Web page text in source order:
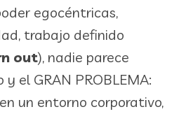
egocéntricas,
trabajo definido
out), nadie parece
el GRAN PROBLEMA:
un entorno corporativo,